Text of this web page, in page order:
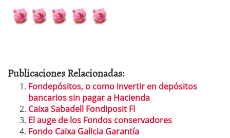
Publicaciones Relacionadas:
Fondepósitos, o como invertir en depósitos
bancarios sin pagar a Hacienda
Caixa Sabadell Fondiposit FI
El auge de los Fondos conservadores
Fondo Caixa Galicia Garantía